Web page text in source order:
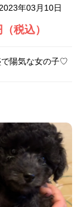
年03月10日
税込）
で陽気な女の子♡